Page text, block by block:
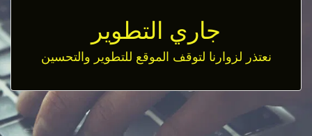
جاري التطوير
نعتذر لزوارنا لتوقف الموقع للتطوير والتحسين